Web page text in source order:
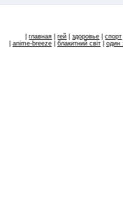
|главная |гей |здоровье |спорт
anime-breeze| блакитний свiт| один